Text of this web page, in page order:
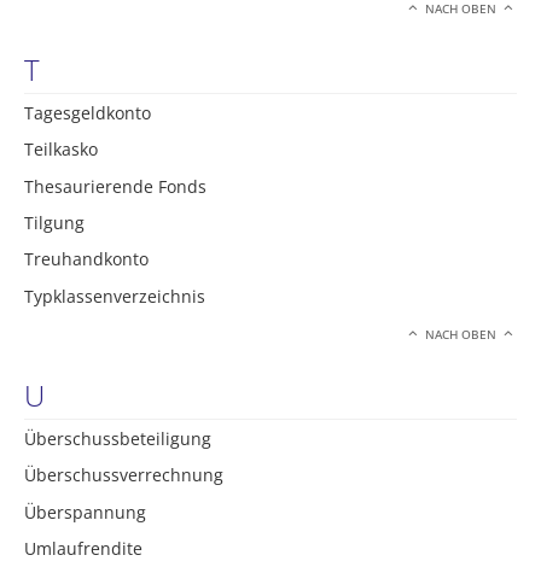
NACH OBEN
T
Tagesgeldkonto
Teilkasko
Thesaurierende Fonds
Tilgung
Treuhandkonto
Typklassenverzeichnis
NACH OBEN
U
Überschussbeteiligung
Überschussverrechnung
Überspannung
Umlaufrendite